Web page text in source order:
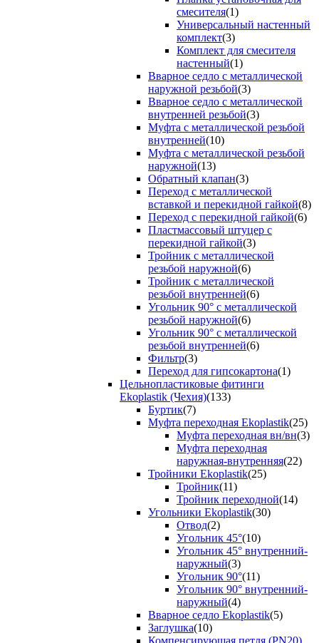
смесителя(1)
Универсальный настенный
комплект(3)
Комплект для смесителя
настенный(1)
Вварное седло с металлической
наружной резьбой(3)
Вварное седло с металлической
внутренней резьбой(3)
Муфта с металлической резьбой
внутренней(10)
Муфта с металлической резьбой
наружной(13)
Обратный клапан(3)
Переход с металлической
вставкой и перекидной гайкой(8)
Переход с перекидной гайкой(6)
Пластмассовый штуцер с
перекидной гайкой(3)
Тройник с металлической
резьбой наружной(6)
Тройник с металлической
резьбой внутренней(6)
Угольник 90° с металлической
резьбой наружной(6)
Угольник 90° с металлической
резьбой внутренней(6)
Фильтр(3)
Переход для гипсокартона(1)
Цельнопластиковые фитинги
Ekoplastik (Чехия)(133)
Буртик(7)
Муфта переходная Ekoplastik(25)
Муфта переходная вн/вн(3)
Муфта переходная
наружная-внутренняя(22)
Тройники Ekoplastik(25)
Тройник(11)
Тройник переходной(14)
Угольники Ekoplastik(30)
Отвод(2)
Угольник 45°(10)
Угольник 45° внутренний-
наружный(3)
Угольник 90°(11)
Угольник 90° внутренний-
наружный(4)
Вварное седло Ekoplastik(5)
Заглушка(10)